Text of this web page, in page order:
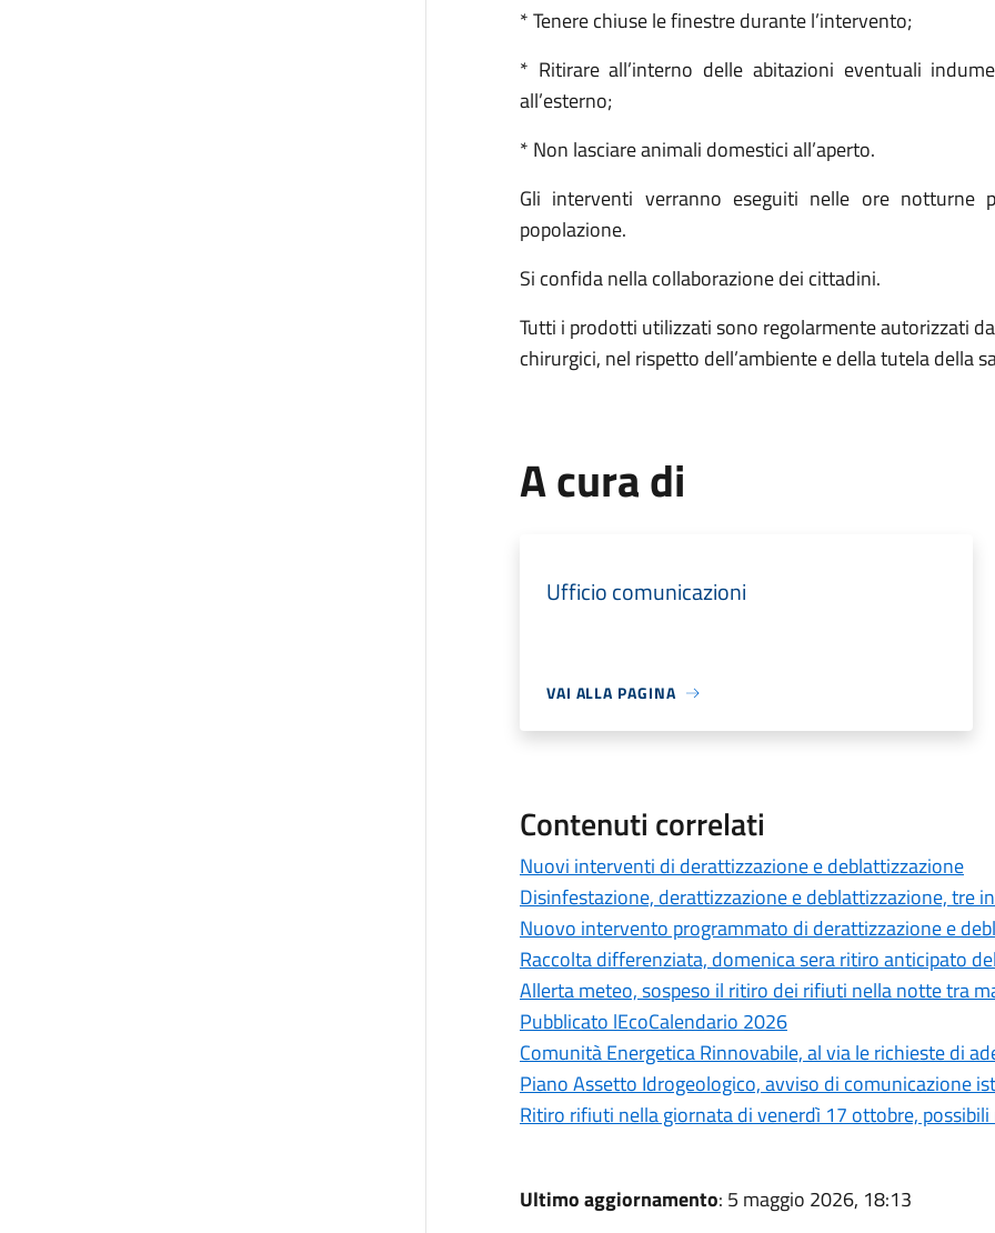
* Tenere chiuse le finestre durante l’intervento;
* Ritirare all’interno delle abitazioni eventuali
all’esterno;
* Non lasciare animali domestici all’aperto.
Gli interventi verranno eseguiti nelle ore notturne
popolazione.
Si confida nella collaborazione dei cittadini.
Tutti i prodotti utilizzati sono regolarmente autorizzati
chirurgici, nel rispetto dell’ambiente e della tutela della
A cura di
Ufficio comunicazioni
VAI ALLA PAGINA
Contenuti correlati
Nuovi interventi di derattizzazione e deblattizzazione
Disinfestazione, derattizzazione e deblattizzazione, tre
Nuovo intervento programmato di derattizzazione e
Raccolta differenziata, domenica sera ritiro anticipato
Allerta meteo, sospeso il ritiro dei rifiuti nella notte tra
Pubblicato lEcoCalendario 2026
Comunità Energetica Rinnovabile, al via le richieste di
Piano Assetto Idrogeologico, avviso di comunicazione
Ritiro rifiuti nella giornata di venerdì 17 ottobre,
Ultimo aggiornamento: 5 maggio 2026, 18:13